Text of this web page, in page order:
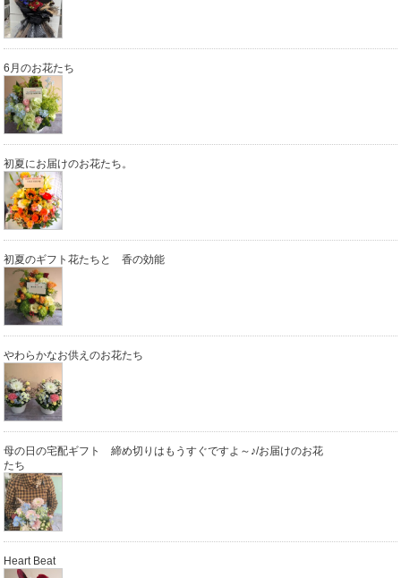
6月のお花たち
初夏にお届けのお花たち。
初夏のギフト花たちと 香の効能
やわらかなお供えのお花たち
母の日の宅配ギフト 締め切りはもうすぐですよ～♪/お届けのお花
たち
Heart Beat